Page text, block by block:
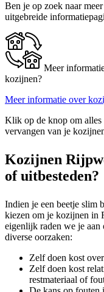
Ben je op zoek naar
uitgebreide
Meer
kozijnen?
Meer informatie over
Klik op de knop om alles
vervangen van je
Kozijnen
of uitbesteden?
Indien je een beetje slim
kiezen om je kozijnen in
eigenlijk raden we je aan
diverse oorzaken:
Zelf doen kost
Zelf doen kost
restmateriaal of